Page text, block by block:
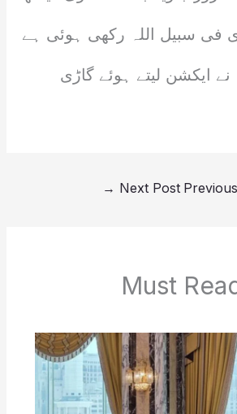
فی سبیل اللہ رکھی ہوئی ہے
ایکشن لیتے ہوئے گاڑی
Next Post
→
Must